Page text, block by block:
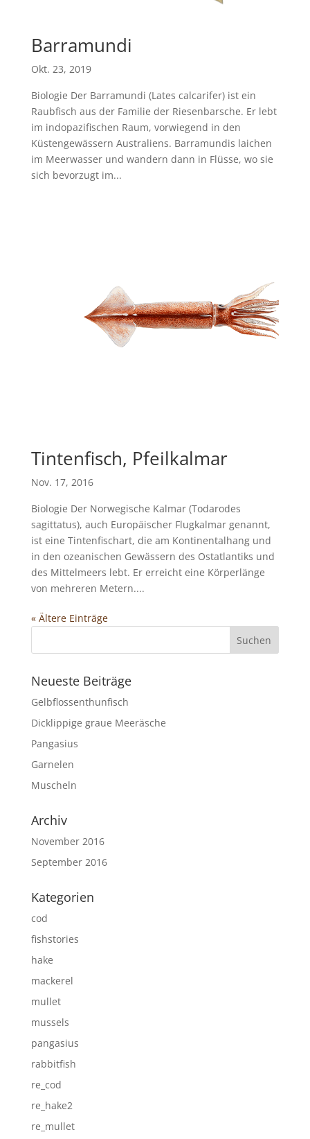
Barramundi
Okt. 23, 2019
Biologie Der Barramundi (Lates calcarifer) ist ein
Raubfisch aus der Familie der Riesenbarsche. Er lebt
im indopazifischen Raum, vorwiegend in den
Küstengewässern Australiens. Barramundis laichen
im Meerwasser und wandern dann in Flüsse, wo sie
sich bevorzugt im...
Tintenfisch, Pfeilkalmar
Nov. 17, 2016
Biologie Der Norwegische Kalmar (Todarodes
sagittatus), auch Europäischer Flugkalmar genannt,
ist eine Tintenfischart, die am Kontinentalhang und
in den ozeanischen Gewässern des Ostatlantiks und
des Mittelmeers lebt. Er erreicht eine Körperlänge
von mehreren Metern....
« Ältere Einträge
Neueste Beiträge
Gelbflossenthunfisch
Dicklippige graue Meeräsche
Pangasius
Garnelen
Muscheln
Archiv
November 2016
September 2016
Kategorien
cod
fishstories
hake
mackerel
mullet
mussels
pangasius
rabbitfish
re_cod
re_hake2
re_mullet